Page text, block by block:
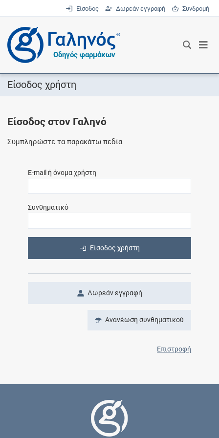
Είσοδος Δωρεάν εγγραφή Συνδρομή
®
Οδηγός φαρμάκων
Είσοδος χρήστη
Είσοδος στον Γαληνό
Συμπληρώστε τα παρακάτω πεδία
E-mail ή όνομα χρήστη
Συνθηματικό
Είσοδος χρήστη
Δωρεάν εγγραφή
Ανανέωση συνθηματικού
Επιστροφή